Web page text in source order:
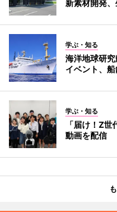
新素材開発
学ぶ・知る
海洋地球研
イベント、
学ぶ・知る
「届け！Z
動画を配信